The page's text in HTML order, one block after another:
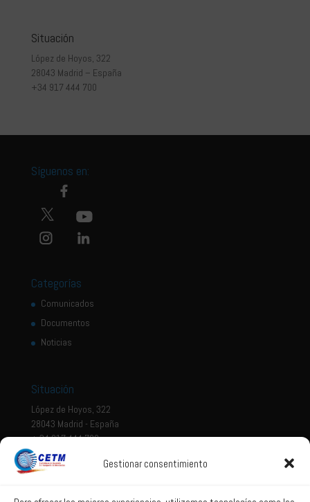
Gestionar consentimiento
Situación
López de Hoyos, 322
28043 Madrid – España
+34 917 444 700
Síguenos en:
Categorías
Comunicados
Documentos
Noticias
Situación
López de Hoyos, 322
28043 Madrid - España
+ 34 917 444 700